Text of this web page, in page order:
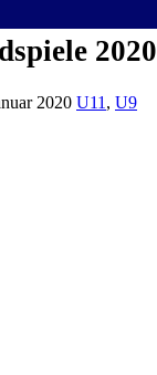
2020
2020 U11 , U9